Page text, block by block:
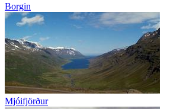
Borgin
Mjóifjörður